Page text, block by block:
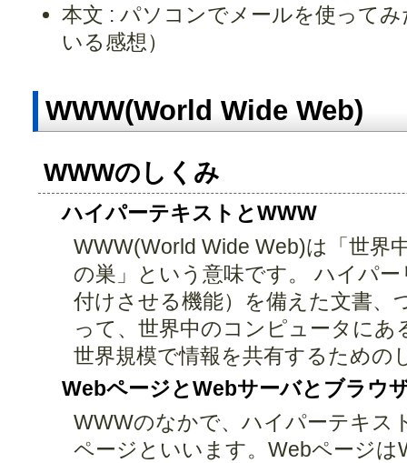
本文 : パソコンでメールを使って
いる感想）
WWW(World Wide Web)
WWWのしくみ
ハイパーテキストとWWW
WWW(World Wide Web)は「世界
の巣」という意味です。 ハイパ
付けさせる機能）を備えた文書、
って、世界中のコンピュータにあ
世界規模で情報を共有するための
WebページとWebサーバとブラウ
WWWのなかで、ハイパーテキス
ページといいます。Webページ